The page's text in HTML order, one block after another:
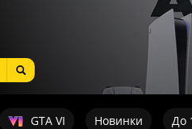
GTA VI Новинки До